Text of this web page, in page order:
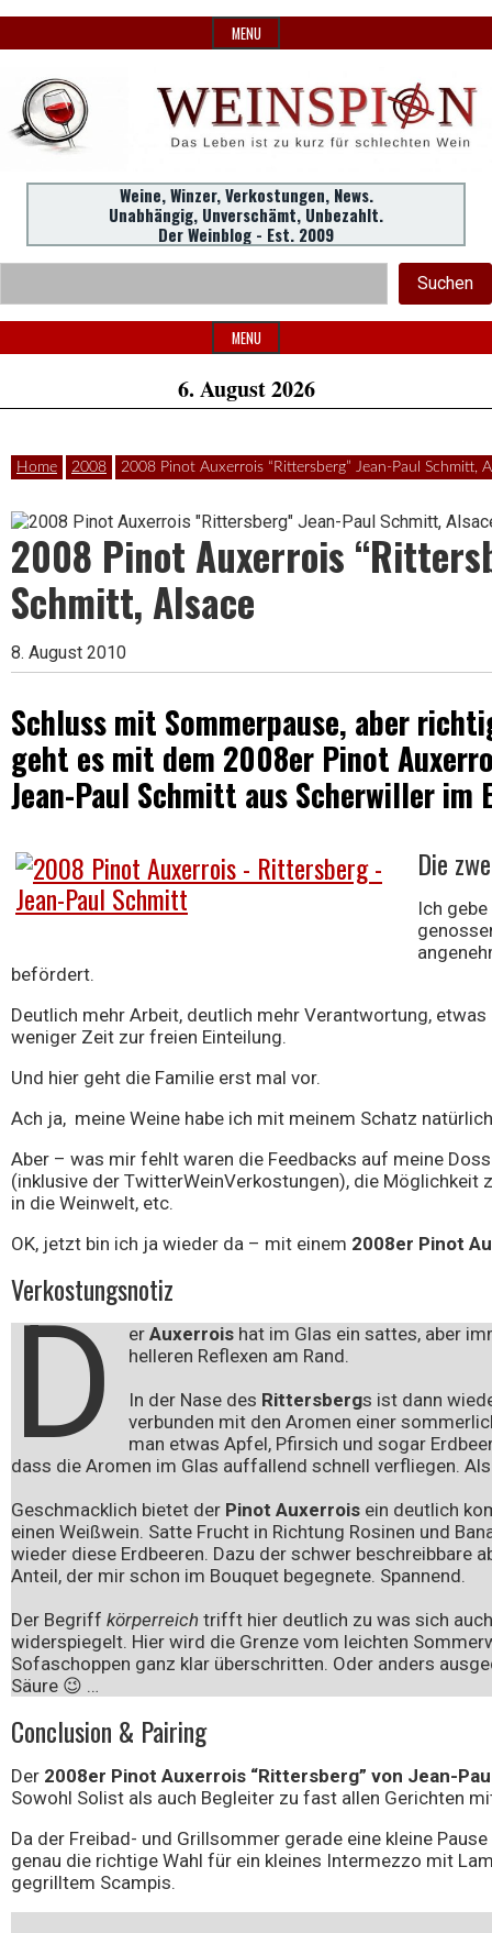
to
MENU
WeinSpion
|
Das
Leben
ist
zu
kurz
für
schlechten
Wein
Weine,
Winzer,
Verkostungen.
Header
Widget
Area
Weine, Winzer, Verkostungen, News.
Unabhängig, Unverschämt, Unbezahlt.
Der Weinblog - Est. 2009
Suchen
MENU
6. August 2026
Home 2008 2008 Pinot Auxerrois “Rittersberg” Jean-Paul Schmitt,
2008 Pinot Auxerrois
Schmitt, Alsace
8. August 2010
Schluss mit Sommerpause, aber
geht es mit dem 2008er Pinot
Jean-Paul Schmitt aus Scherwiller im
Die
Ich
befördert.
Deutlich mehr Arbeit, deutlich mehr Verantwortung,
weniger Zeit zur freien Einteilung.
Und hier geht die Familie erst mal vor.
Ach ja, meine Weine habe ich mit meinem Schatz
Aber – was mir fehlt waren die Feedbacks auf meine
(inklusive der TwitterWeinVerkostungen), die Möglichkeit
in die Weinwelt, etc.
OK, jetzt bin ich ja wieder da – mit einem 2008er Pinot
Verkostungsnotiz
D erAuxerrois hat im Glas ein sattes, aber
helleren Reflexen am Rand.
In der Nase des Rittersbergs ist dann
verbunden mit den Aromen einer
man etwas Apfel, Pfirsich und sogar
dass die Aromen im Glas auffallend schnell verfliegen.
Geschmacklich bietet der Pinot Auxerrois ein deutlich
einen Weißwein. Satte Frucht in Richtung Rosinen und
wieder diese Erdbeeren. Dazu der schwer beschreibbare
Anteil, der mir schon im Bouquet begegnete. Spannend.
Der Begriff körperreich trifft hier deutlich zu was sich
widerspiegelt. Hier wird die Grenze vom leichten
Sofaschoppen ganz klar überschritten. Oder anders
Säure 😉 …
Conclusion & Pairing
Der 2008er Pinot Auxerrois “Rittersberg” von Jean-
Sowohl Solist als auch Begleiter zu fast allen Gerichten
Da der Freibad- und Grillsommer gerade eine kleine
genau die richtige Wahl für ein kleines Intermezzo mit
gegrilltem Scampis.